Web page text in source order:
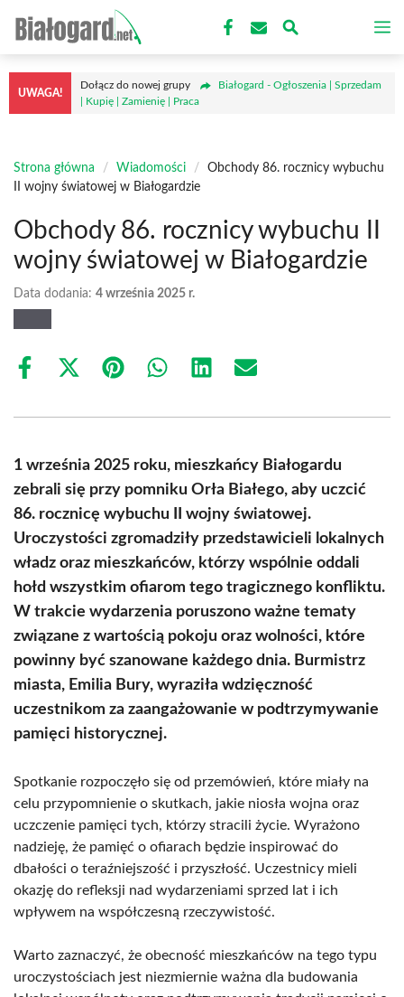
treści
UWAGA!
Dołącz do nowej grupy
Białogard - Ogłoszenia | Sprzedam
| Kupię | Zamienię | Praca
Strona główna / Wiadomości /
Obchody 86. rocznicy wybuchu
II wojny światowej w Białogardzie
Obchody 86. rocznicy wybuchu II
wojny światowej w Białogardzie
Data dodania: 4 września 2025 r.
Share
Share
(Twitter)
Share Share Share Share
1 września 2025 roku, mieszkańcy Białogardu
zebrali się przy pomniku Orła Białego, aby uczcić
86. rocznicę wybuchu II wojny światowej.
Uroczystości zgromadziły przedstawicieli lokalnych
władz oraz mieszkańców, którzy wspólnie oddali
hołd wszystkim ofiarom tego tragicznego konfliktu.
W trakcie wydarzenia poruszono ważne tematy
związane z wartością pokoju oraz wolności, które
powinny być szanowane każdego dnia. Burmistrz
miasta, Emilia Bury, wyraziła wdzięczność
uczestnikom za zaangażowanie w podtrzymywanie
pamięci historycznej.
Spotkanie rozpoczęło się od przemówień, które miały na
celu przypomnienie o skutkach, jakie niosła wojna oraz
uczczenie pamięci tych, którzy stracili życie. Wyrażono
nadzieję, że pamięć o ofiarach będzie inspirować do
dbałości o teraźniejszość i przyszłość. Uczestnicy mieli
okazję do refleksji nad wydarzeniami sprzed lat i ich
wpływem na współczesną rzeczywistość.
Warto zaznaczyć, że obecność mieszkańców na tego typu
uroczystościach jest niezmiernie ważna dla budowania